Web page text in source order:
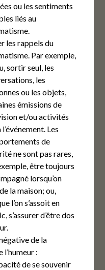
ou les sentiments
liés au
les rappels du
Par exemple,
sortir seul, les
les
ou les objets,
émissions de
et/ou activités
l’événement. Les
de
ne sont pas rares,
être toujours
lorsqu’on
la maison; ou,
l’on s’assoit en
s’assurer d’être dos
de la
:
de se souvenir